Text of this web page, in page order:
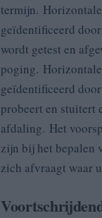
termijn.
geïdentificeerd
wordt getest en
poging.
geïdentificeerd
probeert en stuitert
afdaling. Het
zijn bij het bepalen
zich afvraagt waar